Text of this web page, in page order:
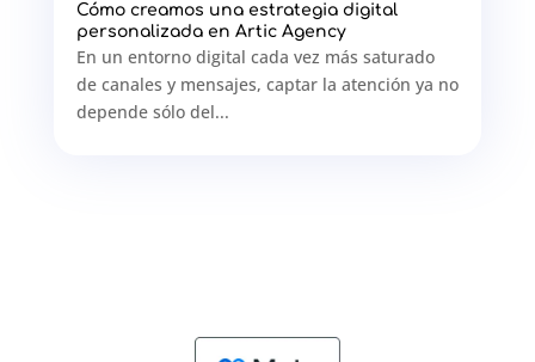
Cómo creamos una estrategia digital
personalizada en Artic Agency
En un entorno digital cada vez más saturado
de canales y mensajes, captar la atención ya no
depende sólo del...